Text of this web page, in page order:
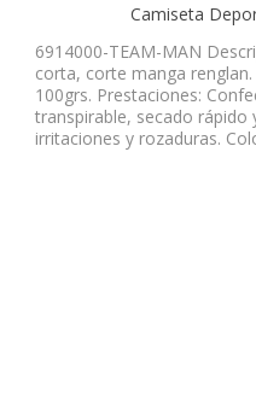
Camiseta
6914000-TEAM-MAN
corta, corte manga
100grs. Prestaciones:
transpirable, secado rápido
irritaciones y rozaduras.